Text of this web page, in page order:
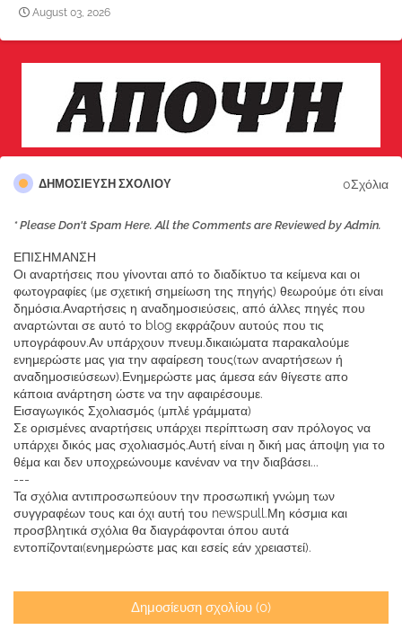
August 03, 2026
ΔΗΜΟΣΊΕΥΣΗ ΣΧΟΛΊΟΥ 0Σχόλια
* Please Don't Spam Here. All the Comments are Reviewed by Admin.
ΕΠΙΣΗΜΑΝΣΗ
Οι αναρτήσεις που γίνονται από το διαδίκτυο τα κείμενα και οι
φωτογραφίες (με σχετική σημείωση της πηγής) θεωρούμε ότι είναι
δημόσια.Αναρτήσεις η αναδημοσιεύσεις, από άλλες πηγές που
αναρτώνται σε αυτό το blog εκφράζουν αυτούς που τις
υπογράφουν.Αν υπάρχουν πνευμ.δικαιώματα παρακαλούμε
ενημερώστε μας για την αφαίρεση τους(των αναρτήσεων ή
αναδημοσιεύσεων).Ενημερώστε μας άμεσα εάν θίγεστε απο
κάποια ανάρτηση ώστε να την αφαιρέσουμε.
Εισαγωγικός Σχολιασμός (μπλέ γράμματα)
Σε ορισμένες αναρτήσεις υπάρχει περίπτωση σαν πρόλογος να
υπάρχει δικός μας σχολιασμός.Αυτή είναι η δική μας άποψη για το
θέμα και δεν υποχρεώνουμε κανέναν να την διαβάσει...
---
Τα σχόλια αντιπροσωπεύουν την προσωπική γνώμη των
συγγραφέων τους και όχι αυτή του newspull.Μη κόσμια και
προσβλητικά σχόλια θα διαγράφονται όπου αυτά
εντοπίζονται(ενημερώστε μας και εσείς εάν χρειαστεί).
Δημοσίευση σχολίου (0)